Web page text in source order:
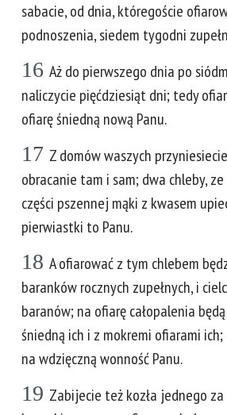
sabacie, od dnia, któregoście
podnoszenia, siedem tygodni
16 Aż do pierwszego dnia po
naliczycie pięćdziesiąt dni; tedy
ofiarę śniedną nową Panu.
17 Z domów waszych
obracanie tam i sam; dwa chleby,
części pszennej mąki z kwasem
pierwiastki to Panu.
18 A ofiarować z tym chlebem
baranków rocznych zupełnych, i
baranów; na ofiarę całopalenia
śniedną ich i z mokremi ofiarami
na wdzięczną wonność Panu.
19 Zabijecie też kozła jednego